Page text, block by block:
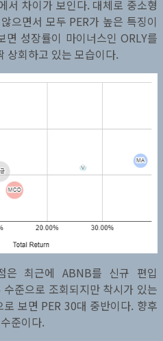
서 차이가 보인다. 대체로 중소형
으면서 모두 PER가 높은 특징이
성장률이 마이너스인 ORLY를
상회하고 있는 모습이다.
은 최근에 ABNB를 신규 편입
준으로 조회되지만 착시가 있는
보면 PER 30대 중반이다. 향후
준이다.